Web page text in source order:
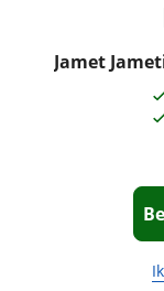
Jamet